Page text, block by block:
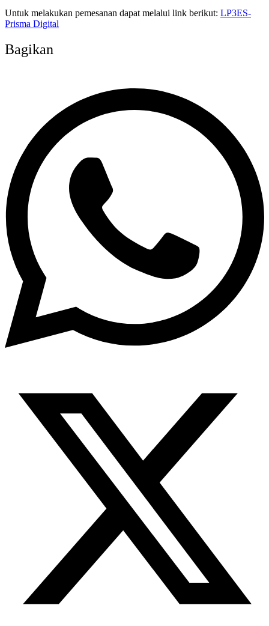
Untuk melakukan pemesanan dapat melalui link berikut: LP3ES-
Prisma Digital
Bagikan